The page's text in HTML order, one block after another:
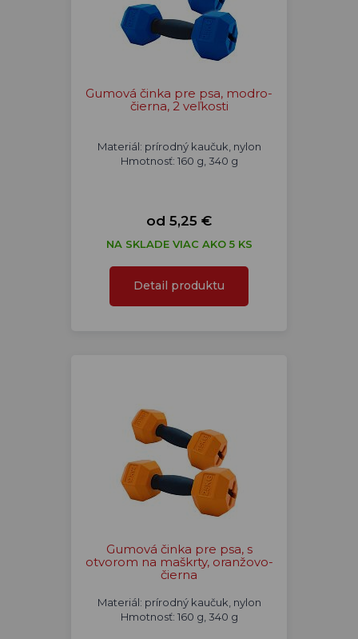
Gumová činka pre psa, modro-
čierna, 2 veľkosti
Materiál: prírodný kaučuk, nylon
Hmotnosť: 160 g, 340 g
od 5,25 €
NA SKLADE VIAC AKO 5 KS
Detail produktu
Gumová činka pre psa, s
otvorom na maškrty, oranžovo-
čierna
Materiál: prírodný kaučuk, nylon
Hmotnosť: 160 g, 340 g